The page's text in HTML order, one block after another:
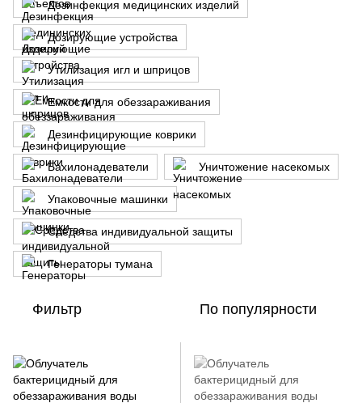
Дезинфекция медицинских изделий
Дозирующие устройства
Утилизация игл и шприцов
Емкости для обеззараживания
Дезинфицирующие коврики
Бахилонадеватели Уничтожение насекомых
Упаковочные машинки
Средства индивидуальной защиты
Генераторы тумана
Фильтр По популярности